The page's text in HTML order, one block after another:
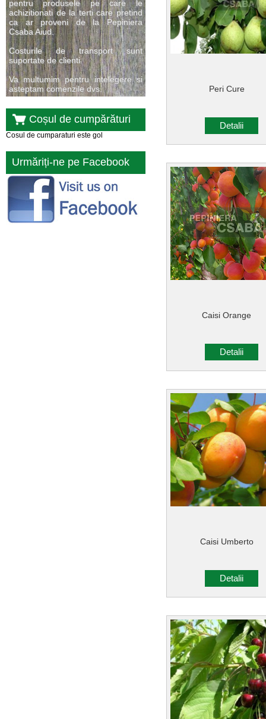
pentru produsele pe care le
achizitionati de la terti care pretind
ca ar proveni de la Pepiniera
Csaba Aiud.
Costurile de transport sunt
suportate de clienti.
Va multumim pentru intelegere si
asteptam comenzile dvs.
Coșul de cumpărături
Cosul de cumparaturi este gol
Urmăriți-ne pe Facebook
Peri Cure
Detalii
Caisi Orange
Detalii
Caisi Umberto
Detalii